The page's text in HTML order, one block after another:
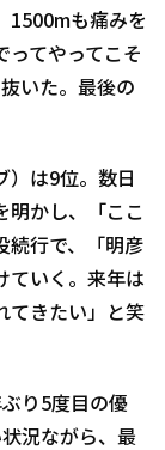
1500mも痛みを
ってやってこそ
いた。最後の
）は9位。数日
明かし、「ここ
続行で、「明彦
ていく。来年は
てきたい」と笑
り5度目の優
況ながら、最